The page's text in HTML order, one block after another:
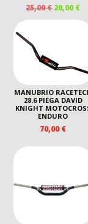
25,00€ IL
PREZZO
20,00€IL
MANUBRIO
28.6 PIEGA DAVID
KNIGHT
ENDURO
70,00€